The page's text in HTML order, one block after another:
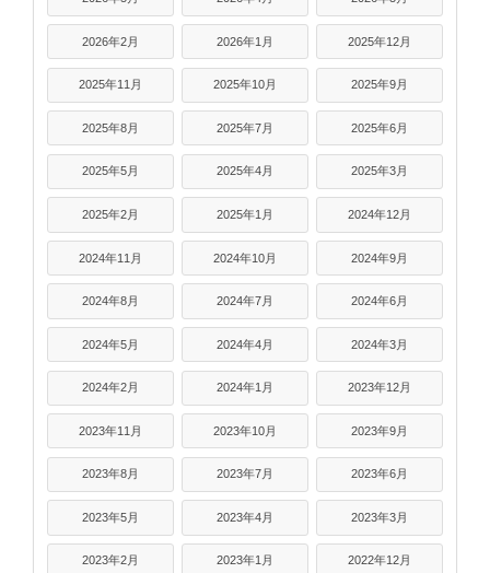
2026年2月 2026年1月 2025年12月
2025年11月 2025年10月 2025年9月
2025年8月 2025年7月 2025年6月
2025年5月 2025年4月 2025年3月
2025年2月 2025年1月 2024年12月
2024年11月 2024年10月 2024年9月
2024年8月 2024年7月 2024年6月
2024年5月 2024年4月 2024年3月
2024年2月 2024年1月 2023年12月
2023年11月 2023年10月 2023年9月
2023年8月 2023年7月 2023年6月
2023年5月 2023年4月 2023年3月
2023年2月 2023年1月 2022年12月